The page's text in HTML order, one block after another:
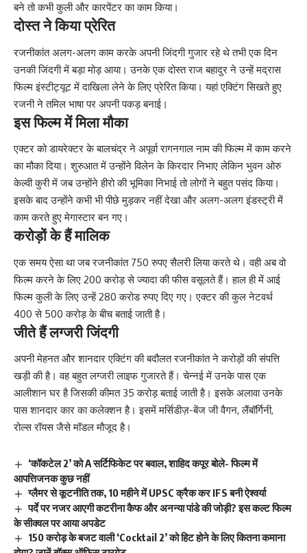
बने तो कभी कुली और कारपेंटर का काम किया।
दोस्त ने किया प्रेरित
रजनीकांत अलग-अलग काम करके अपनी जिंदगी गुजार रहे थे तभी एक दिन
उनकी जिंदगी में बड़ा मोड़ आया। उनके एक दोस्त राज बहादुर ने उन्हें मद्रास
फिल्म इंस्टीट्यूट में दाखिला लेने के लिए प्रेरित किया। यहां एक्टिंग सिखते हुए
रजनी ने तमिल भाषा पर अपनी पकड़ बनाई।
इस फिल्म में मिला मौका
एक्टर को डायरेक्टर के बालचंद्र ने अपूर्वा रागनगाल नाम की फिल्म में काम करने
का मौका दिया। शुरुआत में उन्होंने विलेन के किरदार निभाए लेकिन भुवन ओरु
केल्वी कुरी में जब उन्होंने हीरो की भूमिका निभाई तो लोगों ने बहुत पसंद किया।
इसके बाद उन्होंने कभी भी पीछे मुड़कर नहीं देखा और अलग-अलग इंडस्ट्री में
काम करते हुए मेगास्टार बन गए।
करोड़ों के हैं मालिक
एक समय ऐसा था जब रजनीकांत 750 रुपए सैलरी लिया करते थे। वही अब वो
फिल्म करने के लिए 200 करोड़ से ज्यादा की फीस वसूलते हैं। हाल ही में आई
फिल्म कुली के लिए उन्हें 280 करोड रुपए दिए गए। एक्टर की कुल नेटवर्थ
400 से 500 करोड़ के बीच बताई जाती है।
जीते हैं लग्जरी जिंदगी
अपनी मेहनत और शानदार एक्टिंग की बदौलत रजनीकांत ने करोड़ों की संपत्ति
खड़ी की है। वह बहुत लग्जरी लाइफ गुजारते हैं। चेन्नई में उनके पास एक
आलीशान घर है जिसकी कीमत 35 करोड़ बताई जाती है। इसके अलावा उनके
पास शानदार कार का कलेक्शन है। इसमें मर्सिडीज़-बेंज जी वैगन, लैंबॉर्गिनी,
रोल्स रॉयस जैसे मॉडल मौजूद है।
‘कॉकटेल 2’ को A सर्टिफिकेट पर बवाल, शाहिद कपूर बोले- फिल्म में
आपत्तिजनक कुछ नहीं
ग्लैमर से कूटनीति तक, 10 महीने में UPSC क्रैक कर IFS बनी ऐश्वर्या
पर्दे पर नजर आएगी कटरीना कैफ और अनन्या पांडे की जोड़ी? इस कल्ट फिल्म
के सीक्वल पर आया अपडेट
150 करोड़ के बजट वाली ‘Cocktail 2’ को हिट होने के लिए कितना कमाना